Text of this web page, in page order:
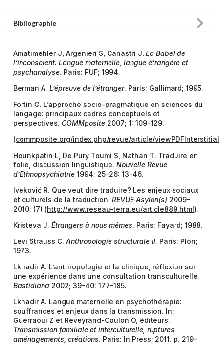
Bibliographie
Amatimehler J, Argenieri S, Canastri J. La Babel de
l’inconscient. Langue maternelle, langue étrangère et
psychanalyse. Paris: PUF; 1994.
Berman A. L’épreuve de l’étranger. Paris: Gallimard; 1995.
Fortin G. L’approche socio-pragmatique en sciences du
langage: principaux cadres conceptuels et
perspectives. COMMposite 2007; 1: 109-129.
(commposite.org/index.php/revue/article/
Hounkpatin L, De Pury Toumi S, Nathan T. Traduire en
folie, discussion linguistique. Nouvelle Revue
d’Ethnopsychiatrie 1994; 25-26: 13-46.
Iveković R. Que veut dire traduire? Les enjeux sociaux
et culturels de la traduction. REVUE Asylon(s) 2009-
2010; (7) (http://www.reseau-terra.eu/article889.html).
Kristeva J. Étrangers à nous mêmes. Paris: Fayard; 1988.
Levi Strauss C. Anthropologie structurale II. Paris: Plon;
1973.
Lkhadir A. L’anthropologie et la clinique, réflexion sur
une expérience dans une consultation transculturelle.
Bastidiana 2002; 39-40: 177-185.
Lkhadir A. Langue maternelle en psychothérapie:
souffrances et enjeux dans la transmission. In:
Guerraoui Z et Reveyrand-Coulon O, éditeurs.
Transmission familiale et interculturelle, ruptures,
aménagements, créations. Paris: In Press; 2011. p. 219-